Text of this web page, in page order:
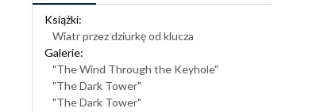
Książki:
Wiatr przez dziurkę od klucza
Galerie:
"The Wind Through the Keyhole"
"The Dark Tower"
"The Dark Tower"